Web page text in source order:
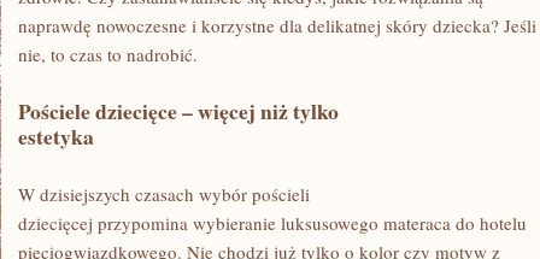
naprawdę nowoczesne i korzystne dla delikatnej skóry dziecka? Jeśli
nie, to czas to nadrobić.
Pościele dziecięce – więcej niż tylko
estetyka
W dzisiejszych czasach wybór pościeli
dziecięcej przypomina wybieranie luksusowego materaca do hotelu
pięciogwiazdkowego. Nie chodzi już tylko o kolor czy motyw z